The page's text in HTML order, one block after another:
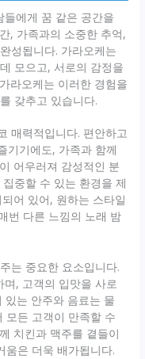
에게 꿈 같은 공간을
, 가족과의 소중한 추억,
성됩니다. 가라오케는
모으고, 서로의 감정을
라오케는 이러한 경험을
갖추고 있습니다.
매력적입니다. 편안하고
기기에도, 가족과 함께
어우러져 감성적인 분
중할 수 있는 환경을 제
어 있어, 원하는 스타일
번 다른 느낌의 노래 밤
는 중요한 요소입니다.
, 고객의 입맛을 사로
있는 안주와 음료는 물
모든 고객이 만족할 수
치킨과 맥주를 곁들이
움은 더욱 배가됩니다.